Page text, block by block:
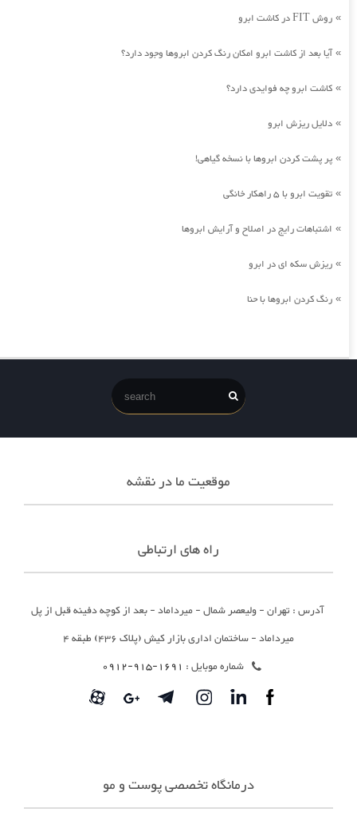
» روش FIT در کاشت ابرو
»آیا بعد از کاشت ابرو امکان رنگ کردن ابروها وجود دارد؟
» کاشت ابرو چه فوایدی دارد؟
» دلایل ریزش ابرو
» پر پشت کردن ابروها با نسخه گیاهی!
» تقویت ابرو با 5 راهکار خانگی
» اشتباهات رایج در اصلاح و آرایش ابروها
» ریزش سکه ای در ابرو
» رنگ کردن ابروها با حنا
موقعیت ما در نقشه
راه های ارتباطی
آدرس : تهران - ولیعصر شمال - میرداماد - بعد از کوچه دفینه قبل از پل
میرداماد - ساختمان اداری بازار کیش (پلاک 436) طبقه 4
شماره موبایل : 1691-915-0912
درمانگاه تخصصی پوست و مو